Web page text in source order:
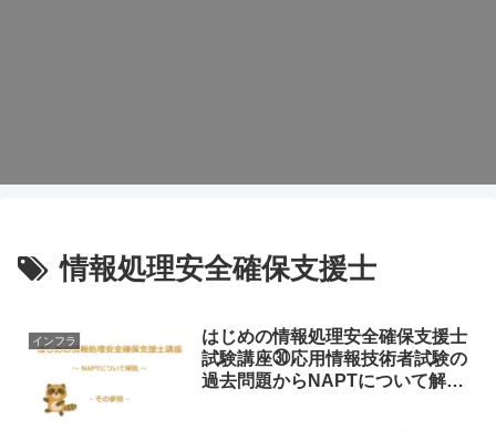
情報処理安全確保支援士
インフラ
はじめの情報処理安全確保支援士
試験講座㉚応用情報技術者試験の
過去問題からNAPTについて解説